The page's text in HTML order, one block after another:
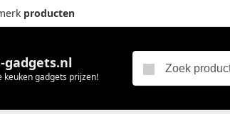
producten
gadgets.nl
keuken gadgets prijzen!